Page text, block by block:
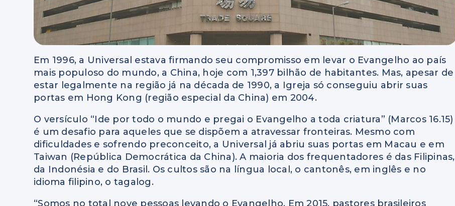
Em 1996, a Universal estava firmando seu compromisso em levar o Evangelho ao país
mais populoso do mundo, a China, hoje com 1,397 bilhão de habitantes. Mas, apesar de
estar legalmente na região já na década de 1990, a Igreja só conseguiu abrir suas
portas em Hong Kong (região especial da China) em 2004.
O versículo “Ide por todo o mundo e pregai o Evangelho a toda criatura” (Marcos 16.15)
é um desafio para aqueles que se dispõem a atravessar fronteiras. Mesmo com
dificuldades e sofrendo preconceito, a Universal já abriu suas portas em Macau e em
Taiwan (República Democrática da China). A maioria dos frequentadores é das Filipinas,
da Indonésia e do Brasil. Os cultos são na língua local, o cantonês, em inglês e no
idioma filipino, o tagalog.
“Somos no total nove pessoas levando o Evangelho. Em 2015, pastores brasileiros